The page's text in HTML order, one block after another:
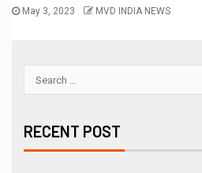
May 3, 2023 MVD INDIA NEWS
RECENT POST